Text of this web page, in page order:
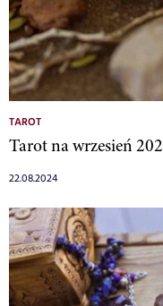
TAROT
Tarot na wrzesień
22.08.2024